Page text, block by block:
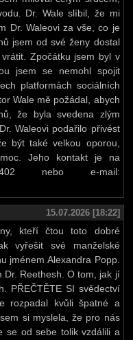
Dr. Wale slíbil, že mi
Dr. Waleovi za vše, co je
jsem od své ženy dostal
Zpočátku jsem byl v
jsem se nemohl spojit
platformách sociálních
Wale mě požádal, abych
že byla svedena zlým
Waleovi podařilo přivést
být také velkou oporou,
Jeho kontakt je na
nebo e-mail:
15.07.2026 [18:22]
kteří čtou toto dobré
vyřešit své manželské
jménem Alexandra Popp.
Dr. Reethesh. O tom, jak jí
PŘEČTĚTE SI svědectví
rozpadal kvůli špatné a
si myslela, že pro nás
se od sebe tolik vzdálili a